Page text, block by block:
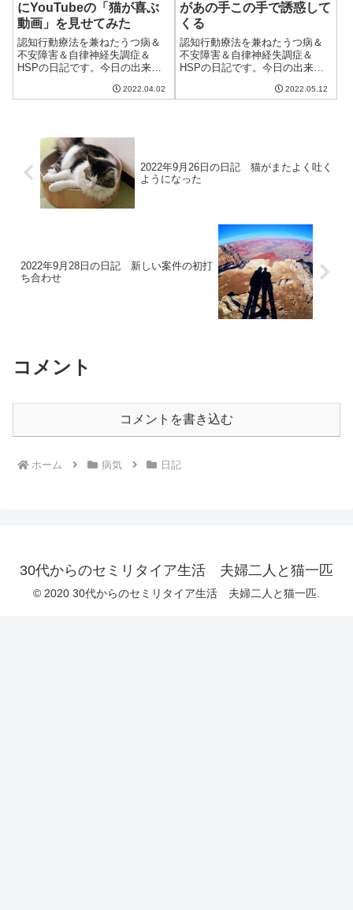
にYouTubeの「猫が喜ぶ
動画」を見せてみた
認知行動療法を兼ねたうつ病＆
不安障害＆自律神経失調症＆
HSPの日記です。今日の出来事
に入ってこの寒さとは。早く暖
2022.04.02
があの手この手で誘惑して
くる
認知行動療法を兼ねたうつ病＆
不安障害＆自律神経失調症＆
HSPの日記です。今日の出来事
温も上がり、外は蒸し暑かっ
2022.05.12
2022年9月26日の日記 猫がまたよく吐く
ようになった
2022年9月28日の日記 新しい案件の初打
ち合わせ
コメント
コメントを書き込む
ホーム 病気 日記
30代からのセミリタイア生活 夫婦二人と猫一匹
© 2020 30代からのセミリタイア生活 夫婦二人と猫一匹.